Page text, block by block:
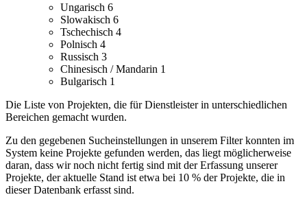
Ungarisch 6
Slowakisch 6
Tschechisch 4
Polnisch 4
Russisch 3
Chinesisch / Mandarin 1
Bulgarisch 1
Die Liste von Projekten, die für Dienstleister in unterschiedlichen
Bereichen gemacht wurden.
Zu den gegebenen Sucheinstellungen in unserem Filter konnten im
System keine Projekte gefunden werden, das liegt möglicherweise
daran, dass wir noch nicht fertig sind mit der Erfassung unserer
Projekte, der aktuelle Stand ist etwa bei 10 % der Projekte, die in
dieser Datenbank erfasst sind.